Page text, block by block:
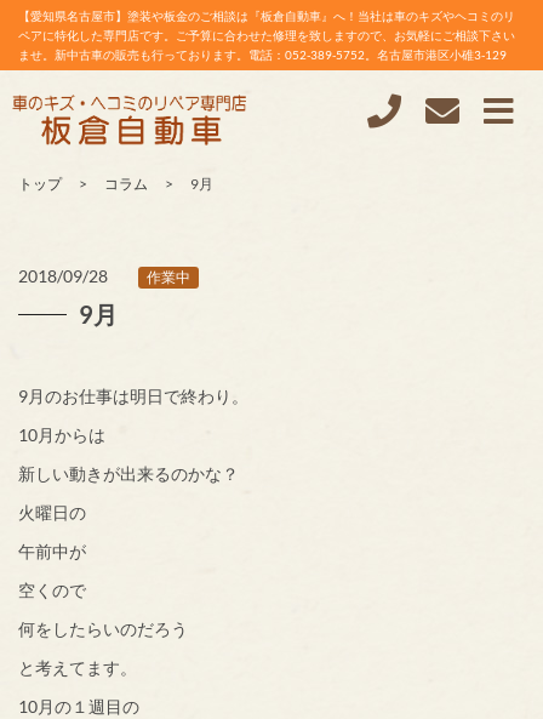
【愛知県名古屋市】塗装や板金のご相談は『板倉自動車』へ！当社は車のキズやヘコミのリ
ペアに特化した専門店です。ご予算に合わせた修理を致しますので、お気軽にご相談下さい
ませ。新中古車の販売も行っております。電話：052-389-5752。名古屋市港区小碓3-129
トップ コラム 9月
2018/09/28 作業中
9月
9月のお仕事は明日で終わり。
10月からは
新しい動きが出来るのかな？
火曜日の
午前中が
空くので
何をしたらいのだろう
と考えてます。
10月の１週目の